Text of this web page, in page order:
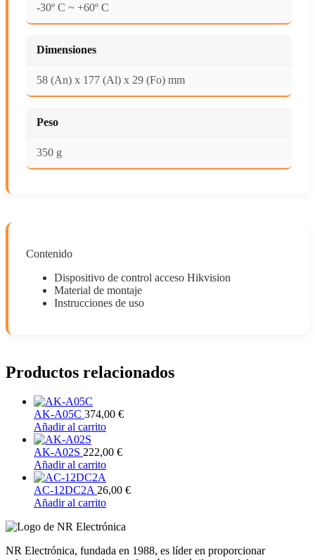
-30º C ~ +60º C
Dimensiones
58 (An) x 177 (Al) x 29 (Fo) mm
Peso
350 g
Contenido
Dispositivo de control acceso Hikvision
Material de montaje
Instrucciones de uso
Productos relacionados
AK-A05C 374,00 €
Añadir al carrito
AK-A02S 222,00 €
Añadir al carrito
AC-12DC2A26,00 €
Añadir al carrito
NR Electrónica, fundada en 1988, es líder en proporcionar